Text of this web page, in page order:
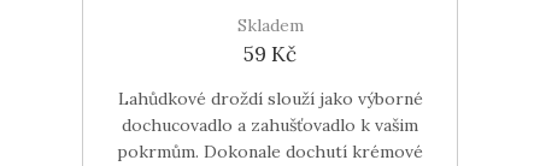
Skladem
59 Kč
Lahůdkové droždí slouží jako výborné
dochucovadlo a zahušťovadlo k vašim
pokrmům. Dokonale dochutí krémové